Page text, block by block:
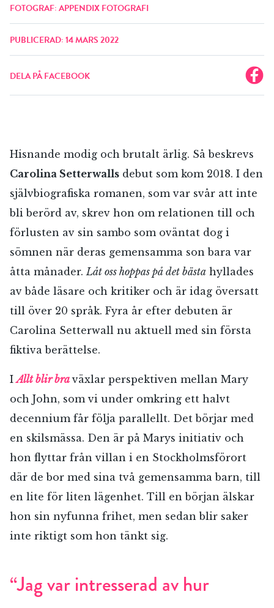
FOTOGRAF: APPENDIX FOTOGRAFI
PUBLICERAD: 14 MARS 2022
DELA PÅ FACEBOOK
Hisnande modig och brutalt ärlig. Så beskrevs
Carolina Setterwalls debut som kom 2018. I den
självbiografiska romanen, som var svår att inte
bli berörd av, skrev hon om relationen till och
förlusten av sin sambo som oväntat dog i
sömnen när deras gemensamma son bara var
åtta månader.Låt oss hoppas på det bästa hyllades
av både läsare och kritiker och är idag översatt
till över 20 språk. Fyra år efter debuten är
Carolina Setterwall nu aktuell med sin första
fiktiva berättelse.
IAllt blir braväxlar perspektiven mellan Mary
och John, som vi under omkring ett halvt
decennium får följa parallellt. Det börjar med
en skilsmässa. Den är på Marys initiativ och
hon flyttar från villan i en Stockholmsförort
där de bor med sina två gemensamma barn, till
en lite för liten lägenhet. Till en början älskar
hon sin nyfunna frihet, men sedan blir saker
inte riktigt som hon tänkt sig.
“Jag var intresserad av hur